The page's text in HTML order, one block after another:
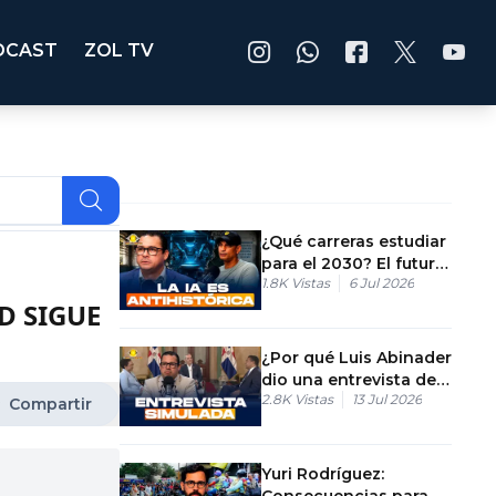
ZOL TV
SIGUE
Compartir
¿Qué carreras estudiar
para el 2030? El futuro
de la educación y la IA
1.8K Vistas 6 Jul 2026
¿Por qué Luis Abinader
dio una entrevista de
emergencia? Análisis
2.8K Vistas 13 Jul 2026
Yuri Rodríguez: